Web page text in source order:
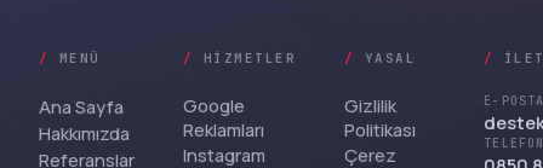
/ MENÜ
Ana Sayfa
Hakkımızda
Referanslar
/ HIZMETLER
Google
Reklamları
Instagram
/ YASAL
Gizlilik
Politikası
Çerez
/
E-